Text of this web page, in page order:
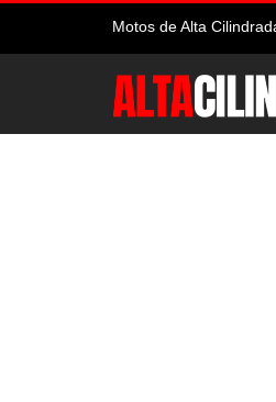
Motos de Alta